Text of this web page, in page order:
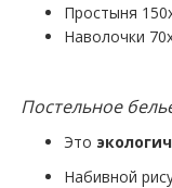
Постельное
Это
Набивной